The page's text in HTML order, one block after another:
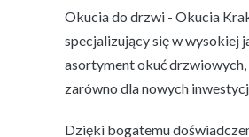
Okucia do drzwi - Okucia
specjalizujący się w wysokiej
asortyment okuć
zarówno dla nowych
Dzięki bogatemu